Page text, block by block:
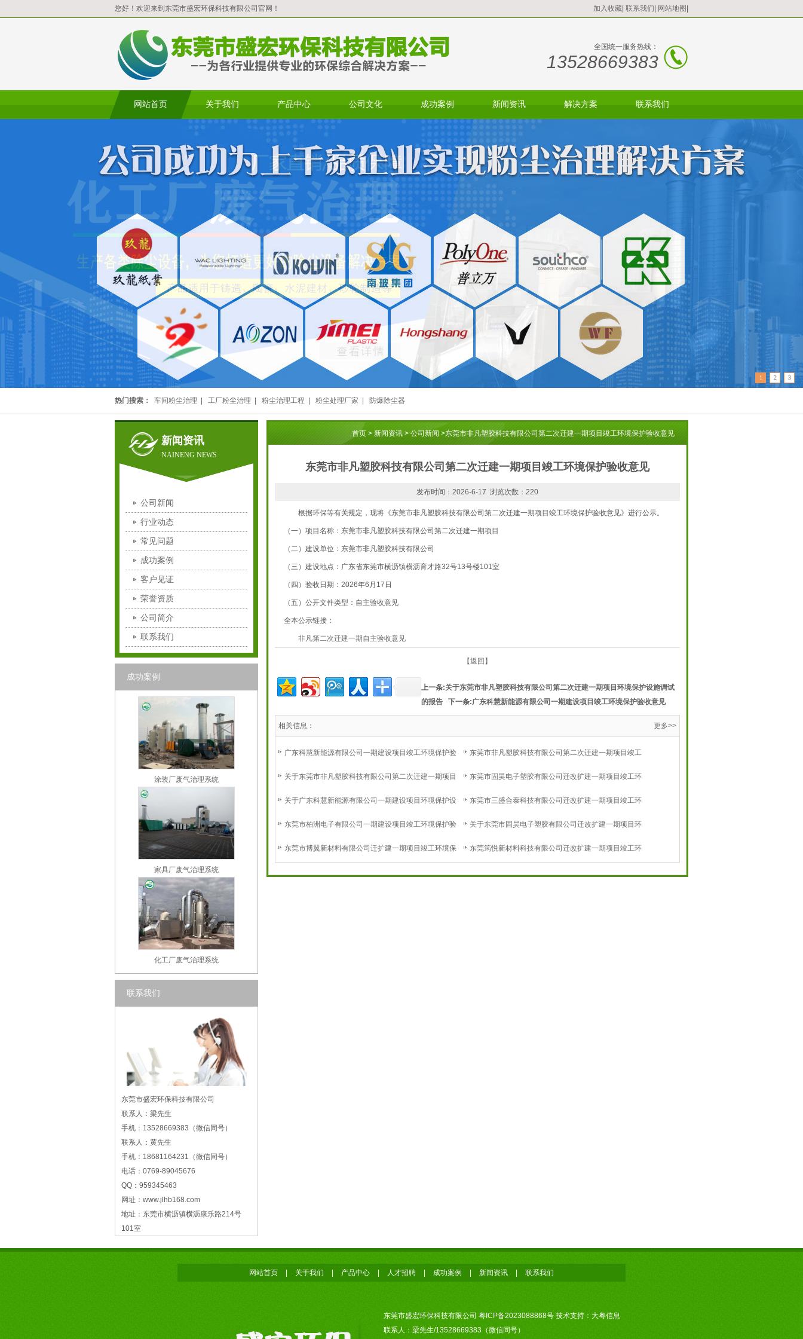
加入收藏 联系我们 网站地图
您好！欢迎来到东莞市盛宏环保科技有限公司官网！
全国统一服务热线：
13528669383
网站首页 关于我们 产品中心 公司文化 成功案例 新闻资讯 解决方案 联系我们
1 2 3
热门搜索： 车间粉尘治理 工厂粉尘治理 粉尘治理工程 粉尘处理厂家 防爆除尘器
新闻资讯
NAINENG NEWS
公司新闻
行业动态
常见问题
成功案例
客户见证
荣誉资质
公司简介
联系我们
成功案例
涂装厂废气治理系统
家具厂废气治理系统
化工厂废气治理系统
联系我们
东莞市盛宏环保科技有限公司
联系人：梁先生
手机：13528669383（微信同号）
联系人：黄先生
手机：18681164231（微信同号）
电话：0769-89045676
QQ：959345463
网址：www.jlhb168.com
地址：东莞市横沥镇横沥康乐路214号
101室
首页 > 新闻资讯 > 公司新闻 >东莞市非凡塑胶科技有限公司第二次迁建一期项目竣工环境保护验收意见
东莞市非凡塑胶科技有限公司第二次迁建一期项目竣工环境保护验收意见
发布时间：2026-6-17 浏览次数：220
根据环保等有关规定，现将《东莞市非凡塑胶科技有限公司第二次迁建一期项目竣工环境保护验收意见》进行公示。
（一）项目名称：东莞市非凡塑胶科技有限公司第二次迁建一期项目
（二）建设单位：东莞市非凡塑胶科技有限公司
（三）建设地点：广东省东莞市横沥镇横沥育才路32号13号楼101室
（四）验收日期：2026年6月17日
（五）公开文件类型：自主验收意见
全本公示链接：
非凡第二次迁建一期自主验收意见
【返回】
上一条:关于东莞市非凡塑胶科技有限公司第二次迁建一期项目环境保护设施调试
的报告 下一条:广东科慧新能源有限公司一期建设项目竣工环境保护验收意见
相关信息： 更多>>
广东科慧新能源有限公司一期建设项目竣工环境保护验
东莞市非凡塑胶科技有限公司第二次迁建一期项目竣工
关于东莞市非凡塑胶科技有限公司第二次迁建一期项目
东莞市固昊电子塑胶有限公司迁改扩建一期项目竣工环
关于广东科慧新能源有限公司一期建设项目环境保护设
东莞市三盛合泰科技有限公司迁改扩建一期项目竣工环
东莞市柏洲电子有限公司一期建设项目竣工环境保护验
关于东莞市固昊电子塑胶有限公司迁改扩建一期项目环
东莞市博翼新材料有限公司迁扩建一期项目竣工环境保
护验收意见
东莞筠悦新材料科技有限公司迁改扩建一期项目竣工环
境保护验收意见
网站首页 关于我们 产品中心 人才招聘 成功案例 新闻资讯 联系我们
东莞市盛宏环保科技有限公司 粤ICP备2023088868号 技术支持：大粤信息
联系人：梁先生/13528669383（微信同号）